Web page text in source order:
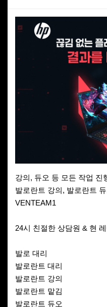
강의, 듀오 등 모든 작업 진
발로란트 강의, 발로란트
VENTEAM1
24시 친절한 상담원 & 현
발로 대리
발로란트 대리
발로란트 강의
발로란트 맡김
발로란트 듀오